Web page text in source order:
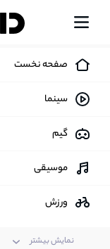
صفحه نخست
سینما
گیم
موسیقی
ورزش
مد و فشن
نمایش بیشتر